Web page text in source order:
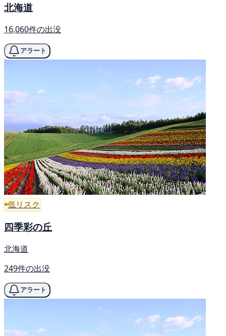
北海道
16,060件の出没
アラート
低リスク
四季彩の丘
北海道
249件の出没
アラート